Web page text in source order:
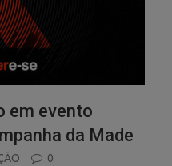
em evento
da Made
0